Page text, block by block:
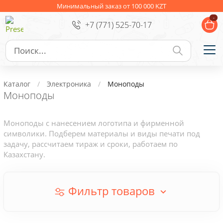
Минимальный заказ от 100 000 KZT
+7 (771) 525-70-17
-
Ежедневники Новогодние подарки
Сувениры к праздникам Упаковка
Личные аксессуары
Деловые подарки
Каталог Электроника Моноподы
Моноподы
Моноподы с нанесением логотипа и фирменной
символики. Подберем материалы и виды печати под
задачу, рассчитаем тираж и сроки, работаем по
Казахстану.
Фильтр товаров